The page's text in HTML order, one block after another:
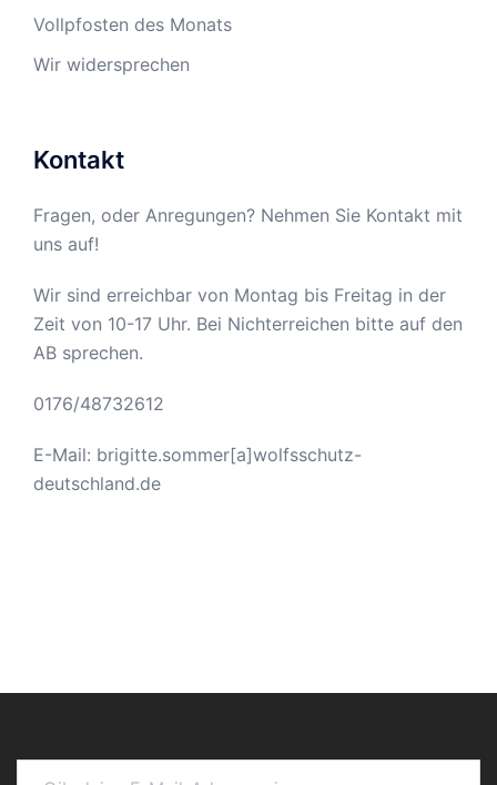
Vollpfosten des Monats
Wir widersprechen
Kontakt
Fragen, oder Anregungen? Nehmen Sie Kontakt mit
uns auf!
Wir sind erreichbar von Montag bis Freitag in der
Zeit von 10-17 Uhr. Bei Nichterreichen bitte auf den
AB sprechen.
0176/48732612
E-Mail: brigitte.sommer[a]wolfsschutz-
deutschland.de
Gib deine E-Mail-Adresse ein ...